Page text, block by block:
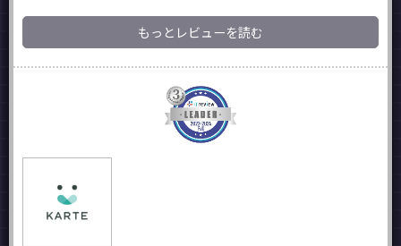
もっとレビューを読む